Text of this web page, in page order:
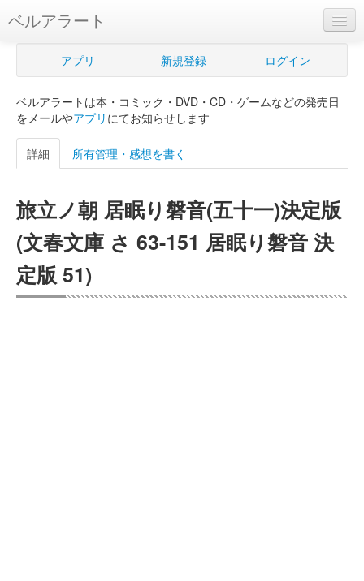
ベルアラート
ベルアラートとは
新規登録
ログイン
購入管理
Myシェルフ
プレミアム
アプリ 新規登録 ログイン
ベルアラートは本・コミック・DVD・CD・ゲームなどの発売日
をメールやアプリ にてお知らせします
詳細 所有管理・感想を書く
旅立ノ朝 居眠り磐音(五十一)決定版
(文春文庫 さ 63-151 居眠り磐音 決
定版 51)